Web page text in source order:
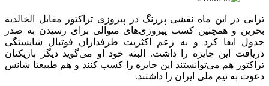
ترابی در این ماه نقشی پررنگ در پیروزی تراکتور مقابل الخالدیه
بحرین و همچنین کسب پیروزی‌های متوالی برای رسیدن به صدر
جدول ایفا کرد و به زعم اکثریت طرفداران فوتبال شایستگی
دریافت این جایزه را داشت. البته خود او می‌گوید دیگر بازیکنان
تراکتور هم می‌توانستند این جایزه را کسب کنند و هم طبیعتا شانس
دعوت به تیم ملی ایران را داشتند.